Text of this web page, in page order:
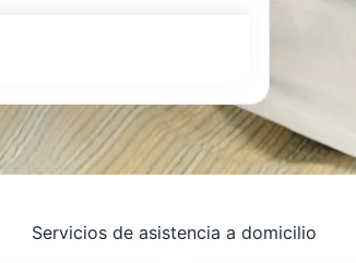
Servicios de asistencia a domicilio